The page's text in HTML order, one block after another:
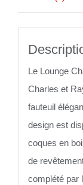
Le Lounge
Charles et
fauteuil
design est
coques en
de
complété par